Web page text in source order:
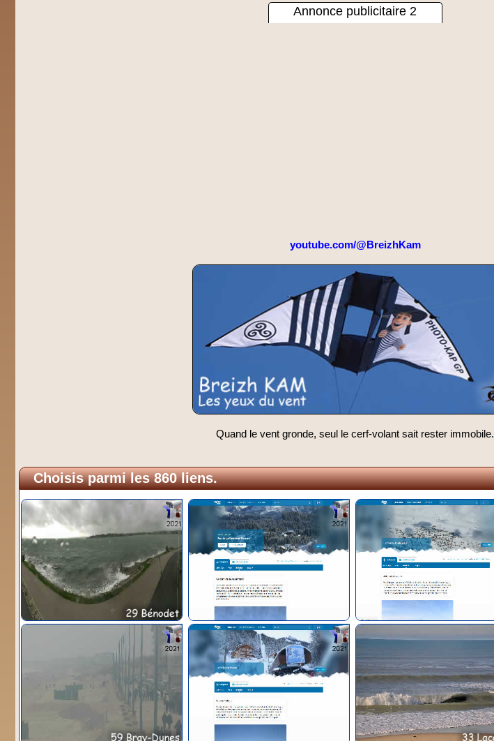
Annonce publicitaire 2
youtube.com/@BreizhKam
Quand le vent gronde, seul le cerf-volant sait rester immobile.
Choisis parmi les 860 liens.